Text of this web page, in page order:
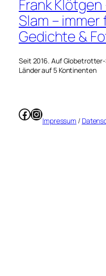
Frank
Slam –
Gedichte &
Seit 2016. Auf
Länder auf 5 Kontinenten
Facebook
Instagram
Impressum /